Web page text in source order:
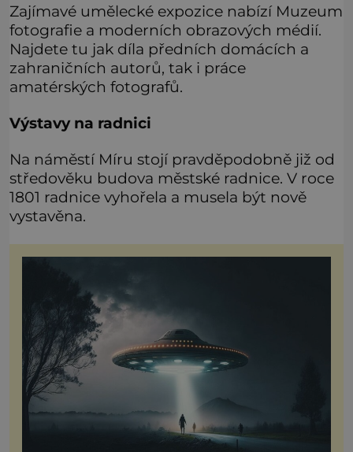
Zajímavé umělecké expozice nabízí Muzeum
fotografie a moderních obrazových médií.
Najdete tu jak díla předních domácích a
zahraničních autorů, tak i práce
amatérských fotografů.
Výstavy na radnici
Na náměstí Míru stojí pravděpodobně již od
středověku budova městské radnice. V roce
1801 radnice vyhořela a musela být nově
vystavěna.